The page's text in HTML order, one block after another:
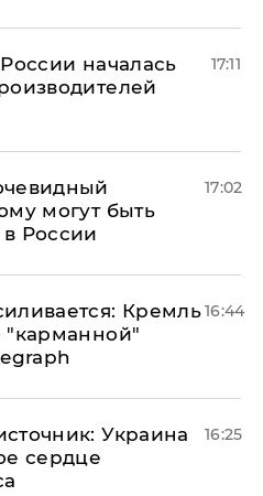
началась
17:11
могут быть
России
17:02
Кремль
"карманной"
16:44
Украина
сердце
16:25